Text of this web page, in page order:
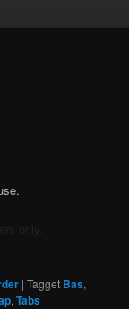
|Tagget Bas,
,Tabs